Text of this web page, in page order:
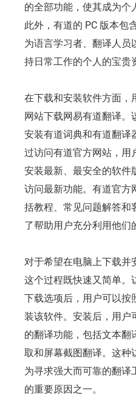
的全部功能，使其成为个
此外，有道的 PC 版本包
为语言学习者、翻译人员
持日常工作的个人的宝贵
在下载和安装软件方面，
网站下载网易有道翻译。
安装有道词典和有道翻译
过访问有道官方网站，用
安装最新、最安全的软件
访问最新功能。有道官方
括教程、常见问题解答和
了帮助用户充分利用他们
对于希望在电脑上下载并
这个过程既快速又简单。
下载选项后，用户可以按
装该软件。安装后，用户
的翻译功能，包括文本翻
取和屏幕截图翻译。这种
为寻求强大而可靠的翻译
的重要原因之一。